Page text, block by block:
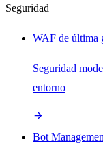
Seguridad
WAF de última
Seguridad
entorno
Bot